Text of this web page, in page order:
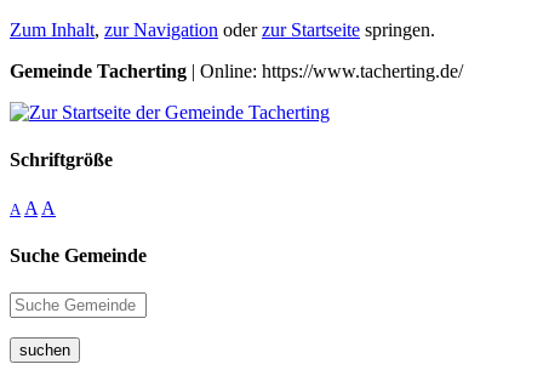
Zum Inhalt, zur Navigation oderzur Startseite springen.
Gemeinde Tacherting | Online: https://www.tacherting.de/
Schriftgröße
A A A
Suche Gemeinde
suchen